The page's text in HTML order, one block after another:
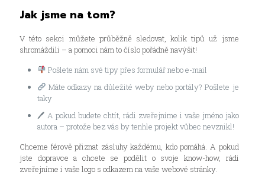
Jak jsme na tom?
V této sekci můžete průběžně sledovat, kolik tipů už jsme
shromáždili – a pomoci nám to číslo pořádně navýšit!
Pošlete nám své tipy přes formulář nebo e-mail
Máte odkazy na důležité weby nebo portály? Pošlete je
taky
🖊 A pokud budete chtít, rádi zveřejníme i vaše jméno jako
autora – protože bez vás by tenhle projekt vůbec nevznikl!
Chceme férově přiznat zásluhy každému, kdo pomáhá. A pokud
jste dopravce a chcete se podělit o svoje know-how, rádi
zveřejníme i vaše logo s odkazem na vaše webové stránky.